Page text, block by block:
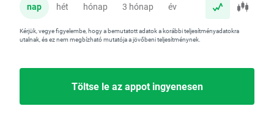
nap hét hónap 3 hónap év
Kérjük, vegye figyelembe, hogy a bemutatott adatok a korábbi teljesítményadatokra
utalnak, és ez nem megbízható mutatója a jövőbeni teljesítménynek.
Töltse le az appot ingyenesen